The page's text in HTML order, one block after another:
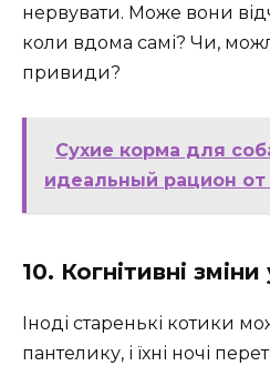
нервувати. Може вони
коли вдома самі? Чи,
привиди?
Сухие корма для
идеальный рацион от
10. Когнітивні зміни
Іноді старенькі котики
пантелику, і їхні ночі